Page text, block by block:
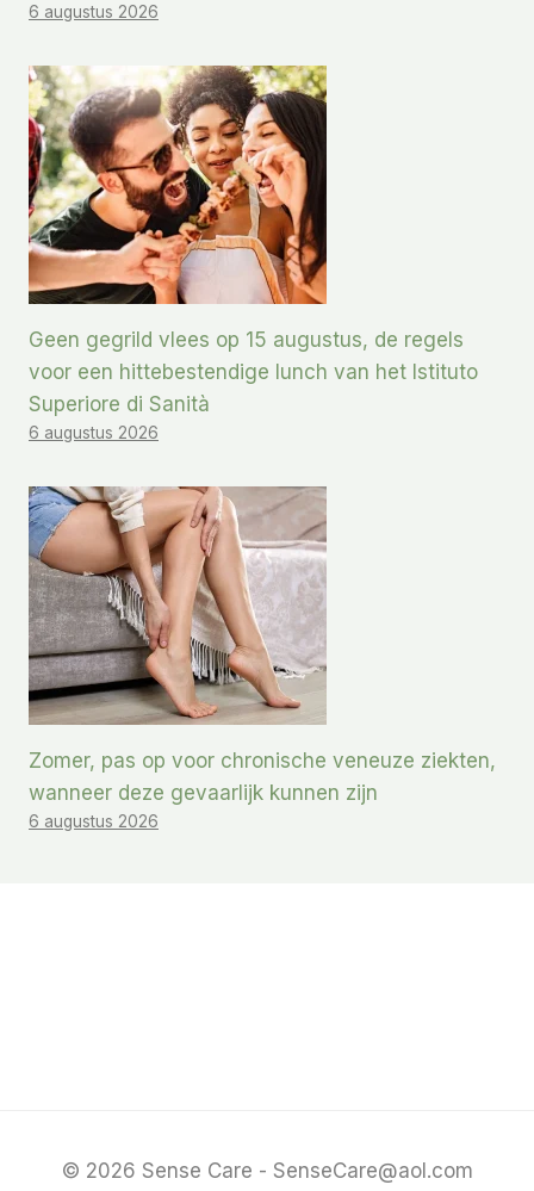
6 augustus 2026
Geen gegrild vlees op 15 augustus, de regels
voor een hittebestendige lunch van het Istituto
Superiore di Sanità
6 augustus 2026
Zomer, pas op voor chronische veneuze ziekten,
wanneer deze gevaarlijk kunnen zijn
6 augustus 2026
© 2026 Sense Care - SenseCare@aol.com